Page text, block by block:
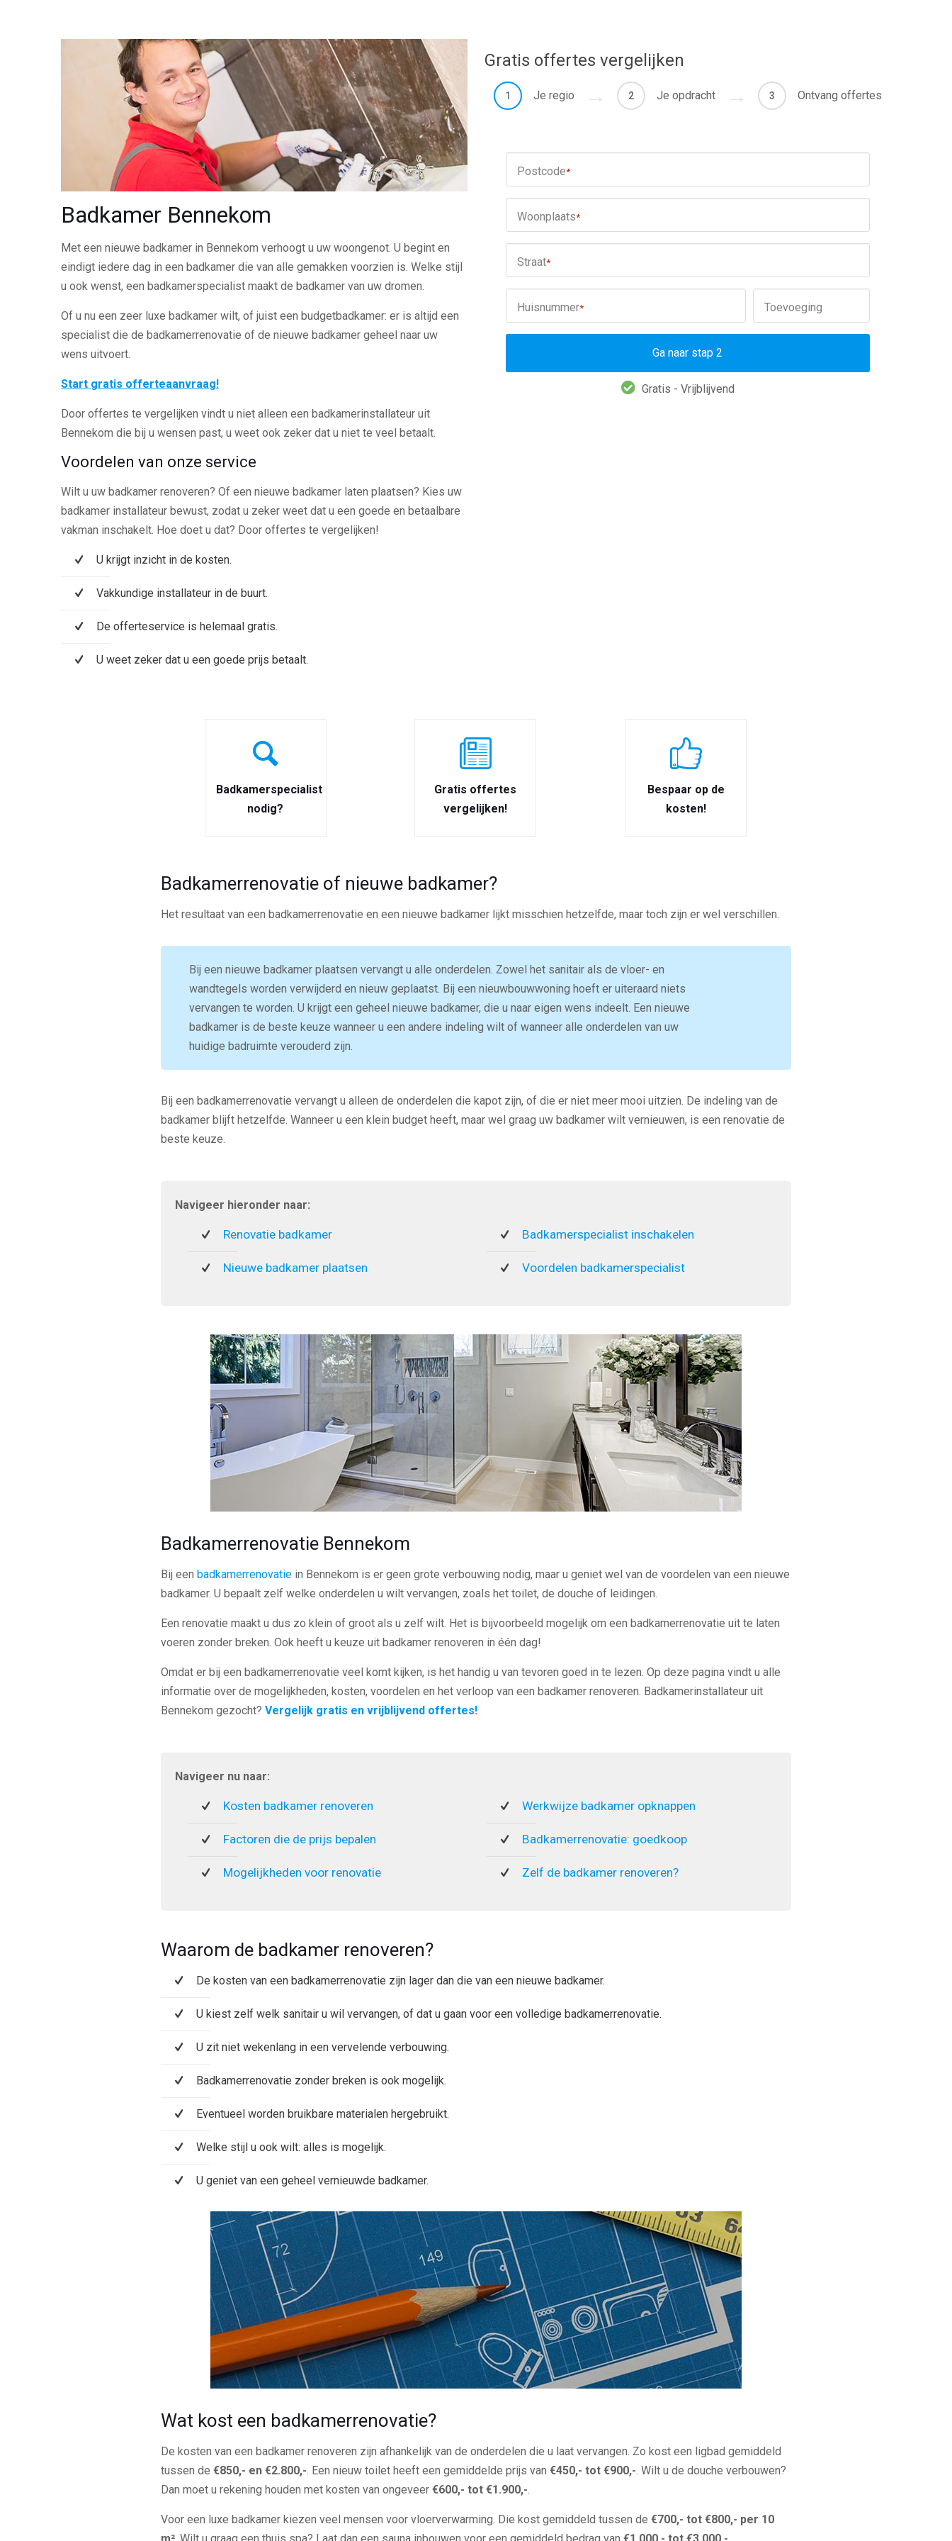
Badkamer Bennekom
Met een nieuwe badkamer in Bennekom verhoogt u uw woongenot. U begint en
eindigt iedere dag in een badkamer die van alle gemakken voorzien is. Welke stijl
u ook wenst, een badkamerspecialist maakt de badkamer van uw dromen.
Of u nu een zeer luxe badkamer wilt, of juist een budgetbadkamer: er is altijd een
specialist die de badkamerrenovatie of de nieuwe badkamer geheel naar uw
wens uitvoert.
Start gratis offerteaanvraag!
Door offertes te vergelijken vindt u niet alleen een badkamerinstallateur uit
Bennekom die bij u wensen past, u weet ook zeker dat u niet te veel betaalt.
Voordelen van onze service
Wilt u uw badkamer renoveren? Of een nieuwe badkamer laten plaatsen? Kies uw
badkamer installateur bewust, zodat u zeker weet dat u een goede en betaalbare
vakman inschakelt. Hoe doet u dat? Door offertes te vergelijken!
U krijgt inzicht in de kosten.
Vakkundige installateur in de buurt.
De offerteservice is helemaal gratis.
U weet zeker dat u een goede prijs betaalt.
Gratis offertes vergelijken
1 Je regio 2 Je opdracht 3 Ontvang offertes
Postcode*
Woonplaats*
Straat*
Huisnummer* Toevoeging
Gratis - Vrijblijvend
Badkamerspecialist
nodig?
Gratis offertes
vergelijken!
Bespaar op de
kosten!
Badkamerrenovatie of nieuwe badkamer?
Het resultaat van een badkamerrenovatie en een nieuwe badkamer lijkt misschien hetzelfde, maar toch zijn er wel verschillen.
Bij een nieuwe badkamer plaatsen vervangt u alle onderdelen. Zowel het sanitair als de vloer- en
wandtegels worden verwijderd en nieuw geplaatst. Bij een nieuwbouwwoning hoeft er uiteraard niets
vervangen te worden. U krijgt een geheel nieuwe badkamer, die u naar eigen wens indeelt. Een nieuwe
badkamer is de beste keuze wanneer u een andere indeling wilt of wanneer alle onderdelen van uw
huidige badruimte verouderd zijn.
Bij een badkamerrenovatie vervangt u alleen de onderdelen die kapot zijn, of die er niet meer mooi uitzien. De indeling van de
badkamer blijft hetzelfde. Wanneer u een klein budget heeft, maar wel graag uw badkamer wilt vernieuwen, is een renovatie de
beste keuze.
Navigeer hieronder naar:
Renovatie badkamer
Nieuwe badkamer plaatsen
Badkamerspecialist inschakelen
Voordelen badkamerspecialist
Badkamerrenovatie Bennekom
Bij een badkamerrenovatie in Bennekom is er geen grote verbouwing nodig, maar u geniet wel van de voordelen van een nieuwe
badkamer. U bepaalt zelf welke onderdelen u wilt vervangen, zoals het toilet, de douche of leidingen.
Een renovatie maakt u dus zo klein of groot als u zelf wilt. Het is bijvoorbeeld mogelijk om een badkamerrenovatie uit te laten
voeren zonder breken. Ook heeft u keuze uit badkamer renoveren in één dag!
Omdat er bij een badkamerrenovatie veel komt kijken, is het handig u van tevoren goed in te lezen. Op deze pagina vindt u alle
informatie over de mogelijkheden, kosten, voordelen en het verloop van een badkamer renoveren. Badkamerinstallateur uit
Bennekom gezocht? Vergelijk gratis en vrijblijvend offertes!
Navigeer nu naar:
Kosten badkamer renoveren
Factoren die de prijs bepalen
Mogelijkheden voor renovatie
Werkwijze badkamer opknappen
Badkamerrenovatie: goedkoop
Zelf de badkamer renoveren?
Waarom de badkamer renoveren?
De kosten van een badkamerrenovatie zijn lager dan die van een nieuwe badkamer.
U kiest zelf welk sanitair u wil vervangen, of dat u gaan voor een volledige badkamerrenovatie.
U zit niet wekenlang in een vervelende verbouwing.
Badkamerrenovatie zonder breken is ook mogelijk.
Eventueel worden bruikbare materialen hergebruikt.
Welke stijl u ook wilt: alles is mogelijk.
U geniet van een geheel vernieuwde badkamer.
Wat kost een badkamerrenovatie?
De kosten van een badkamer renoveren zijn afhankelijk van de onderdelen die u laat vervangen. Zo kost een ligbad gemiddeld
tussen de €850,- en €2.800,-. Een nieuw toilet heeft een gemiddelde prijs van €450,- tot €900,-. Wilt u de douche verbouwen?
Dan moet u rekening houden met kosten van ongeveer €600,- tot €1.900,-.
Voor een luxe badkamer kiezen veel mensen voor vloerverwarming. Die kost gemiddeld tussen de €700,- tot €800,- per 10